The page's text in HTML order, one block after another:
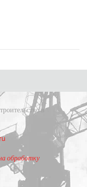
в
обработку